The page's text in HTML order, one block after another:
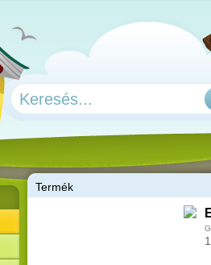
Termék